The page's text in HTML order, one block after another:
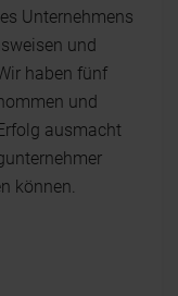
Unternehmens
und
haben fünf
und
ausmacht
können.